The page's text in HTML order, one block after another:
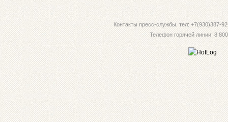
Контакты пресс-службы. тел: +7(930)387-
Телефон горячей линии: 8